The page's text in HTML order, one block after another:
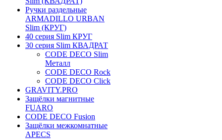
Ручки раздельные
ARMADILLO URBAN
Slim (КРУГ)
40 серия Slim КРУГ
30 серия Slim КВАДРАТ
CODE DECO Slim
Металл
CODE DECO Rock
CODE DECO Click
GRAVITY.PRO
Защёлки магнитные
FUARO
CODE DECO Fusion
Защёлки межкомнатные
APECS